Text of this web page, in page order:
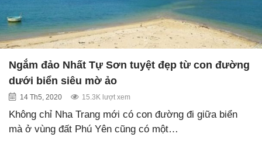
Ngắm đảo Nhất Tự Sơn tuyệt đẹp từ con đường
dưới biển siêu mờ ảo
14 Th5, 2020 15.3K lượt xem
Không chỉ Nha Trang mới có con đường đi giữa biển
mà ở vùng đất Phú Yên cũng có một…